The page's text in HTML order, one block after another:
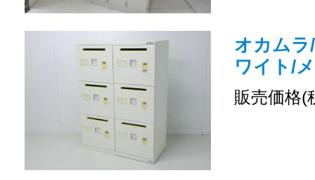
オカム
ワイト/
販売価格(